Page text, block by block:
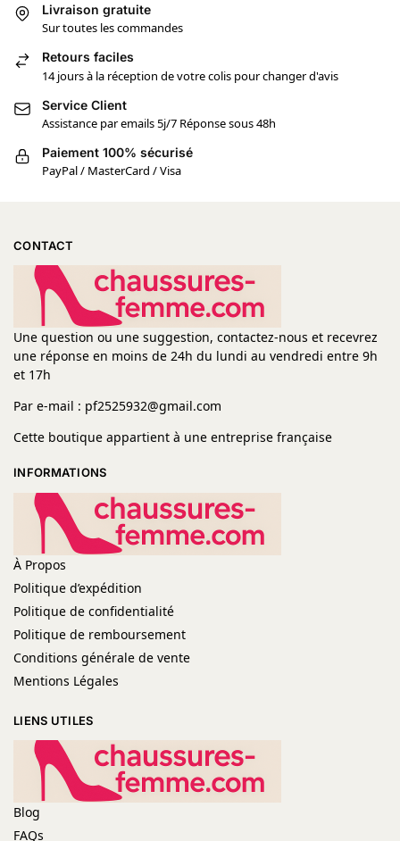
Livraison gratuite
Sur toutes les commandes
Retours faciles
14 jours à la réception de votre colis pour changer d'avis
Service Client
Assistance par emails 5j/7 Réponse sous 48h
Paiement 100% sécurisé
PayPal / MasterCard / Visa
CONTACT
Une question ou une suggestion, contactez-nous et recevrez
une réponse en moins de 24h du lundi au vendredi entre 9h
et 17h
Par e-mail : pf2525932@gmail.com
Cette boutique appartient à une entreprise française
INFORMATIONS
À Propos
Politique d’expédition
Politique de confidentialité
Politique de remboursement
Conditions générale de vente
Mentions Légales
LIENS UTILES
Blog
FAQs